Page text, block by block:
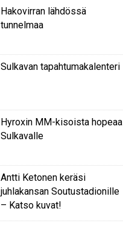
Hakovirran lähdössä
tunnelmaa
Sulkavan tapahtumakalenteri
Hyroxin MM-kisoista hopeaa
Sulkavalle
Antti Ketonen keräsi
juhlakansan Soutustadionille
– Katso kuvat!